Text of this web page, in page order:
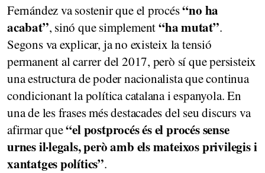
Fernández va sostenir que el procés“no ha
acabat”, sinó que simplement“ha mutat”.
Segons va explicar, ja no existeix la tensió
permanent al carrer del 2017, però sí que persisteix
una estructura de poder nacionalista que continua
condicionant la política catalana i espanyola. En
una de les frases més destacades del seu discurs va
afirmar que“el postprocés és el procés sense
urnes il·legals, però amb els mateixos privilegis i
xantatges polítics”.